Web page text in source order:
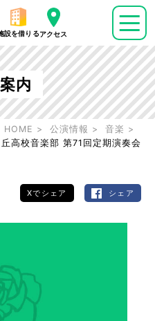
設を借りるアクセス
内
HOME 公演情報
音楽
高校音楽部 第71回定期演奏会
Xでシェア シェア